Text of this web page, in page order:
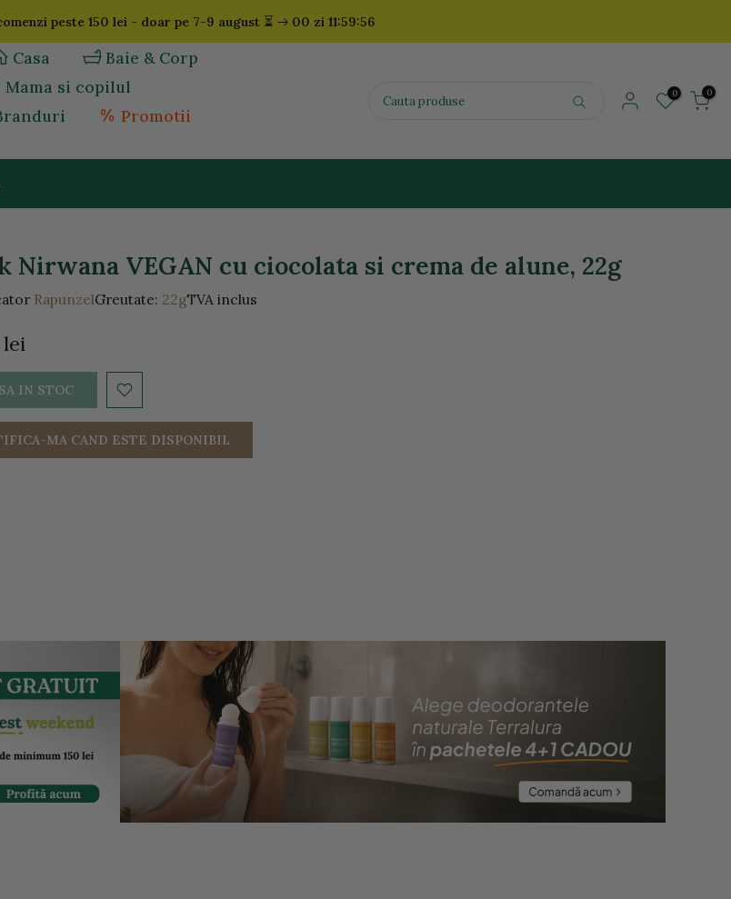
peste 150 lei - doar pe 7-9 august ⏳ 00 zi 11:59:56
Casa
Baie & Corp
Mama si copilul
Promotii
0 0
Nirwana VEGAN cu ciocolata si crema de alune, 22g
RapunzelGreutate: 22gTVA inclus
lei
IN STOC
MA CAND ESTE DISPONIBIL